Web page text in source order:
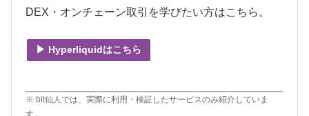
DEX・オンチェーン取引を学びたい方はこちら。
▶ Hyperliquidはこちら
※ bit仙人では、実際に利用・検証したサービスのみ紹介していま
す。